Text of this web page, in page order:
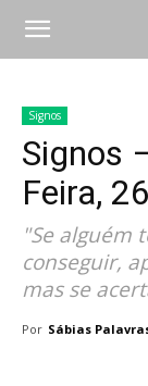
Signos
Signos
Feira,
"Se alguém
conseguir,
mas se
Por Sábias